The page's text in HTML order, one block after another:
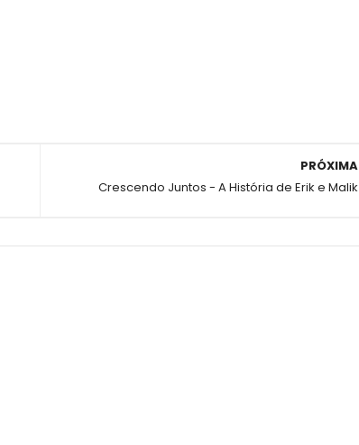
PRÓXIMA
Crescendo Juntos - A História de Erik e Malik